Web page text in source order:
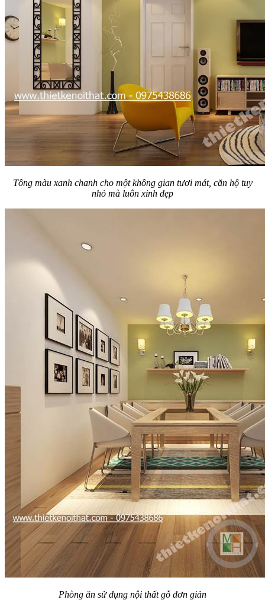
Tông màu xanh chanh cho một không gian tươi mát, căn hộ tuy
nhỏ mà luôn xinh đẹp
Phòng ăn sử dụng nội thất gỗ đơn giản